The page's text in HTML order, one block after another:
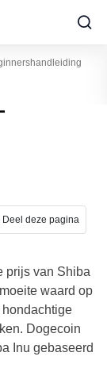
Deel deze pagina
prijs van Shiba
waard op
Dogecoin
Inu gebaseerd